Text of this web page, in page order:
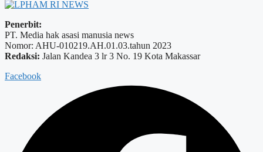
Penerbit:
PT. Media hak asasi manusia news
Nomor: AHU-010219.AH.01.03.tahun 2023
Redaksi: Jalan Kandea 3 lr 3 No. 19 Kota Makassar
Facebook